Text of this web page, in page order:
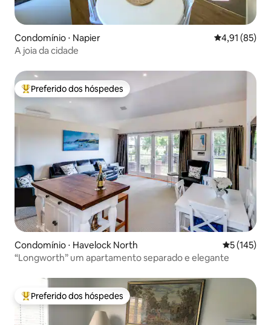
Condomínio ⋅ Napier 4,91 de uma
4,91 (85)
A joia da cidade
Entre os melhores preferidos dos hóspedes
Preferido dos hóspedes
Condomínio ⋅ Havelock North 5 de uma
5 (145)
“Longworth” um apartamento separado e elegante
Entre os melhores preferidos dos hóspedes
Preferido dos hóspedes